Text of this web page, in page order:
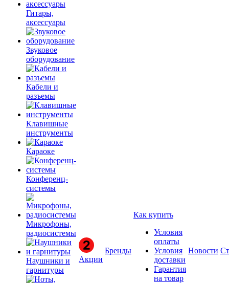
Гитары,
аксессуары
Звуковое
оборудование
Кабели и
разъемы
Клавишные
инструменты
Караоке
Конференц-
системы
Микрофоны,
радиосистемы
Наушники и
гарнитуры
Акции
Бренды
Как купить
Условия
оплаты
Условия
доставки
Гарантия
на товар
Новости